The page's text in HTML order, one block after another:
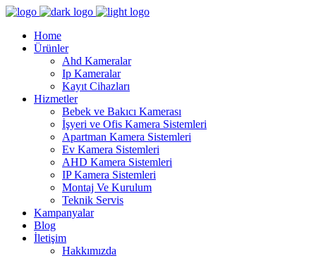
Home
Ürünler
Ahd Kameralar
Ip Kameralar
Kayıt Cihazları
Hizmetler
Bebek ve Bakıcı Kamerası
İşyeri ve Ofis Kamera Sistemleri
Apartman Kamera Sistemleri
Ev Kamera Sistemleri
AHD Kamera Sistemleri
IP Kamera Sistemleri
Montaj Ve Kurulum
Teknik Servis
Kampanyalar
Blog
İletişim
Hakkımızda